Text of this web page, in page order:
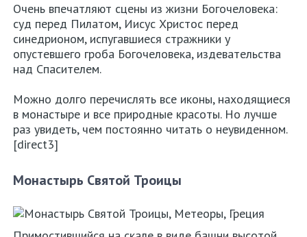
Очень впечатляют сцены из жизни Богочеловека:
суд перед Пилатом, Иисус Христос перед
синедрионом, испугавшиеся стражники у
опустевшего гроба Богочеловека, издевательства
над Спасителем.
Можно долго перечислять все иконы, находящиеся
в монастыре и все природные красоты. Но лучше
раз увидеть, чем постоянно читать о неувиденном.
[direct3]
Монастырь Святой Троицы